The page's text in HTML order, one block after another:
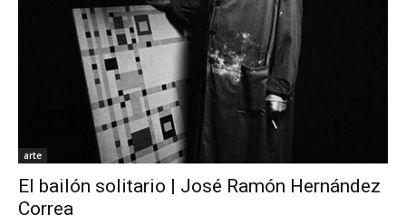
arte
El bailón solitario | José Ramón Hernández
Correa